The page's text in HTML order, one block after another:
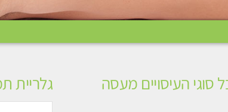
סוגי העיסויים מעסה
גלריית